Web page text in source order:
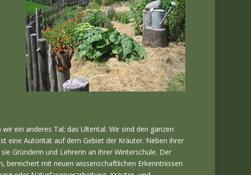
ein anderes Tal; das Ultental. Wir sind den ganzen
eine Autorität auf dem Gebiet der Kräuter. Neben ihrer
Gründerin und Lehrerin an ihrer Winterschule. Der
bereichert mit neuen wissenschaftlichen Erkenntnissen